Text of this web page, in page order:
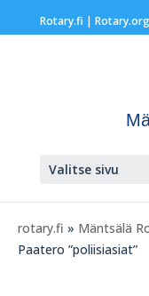
Rotary.fi | Rotary.org
Valitse sivu
rotary.fi » Mäntsälä
Paatero ”poliisiasiat”